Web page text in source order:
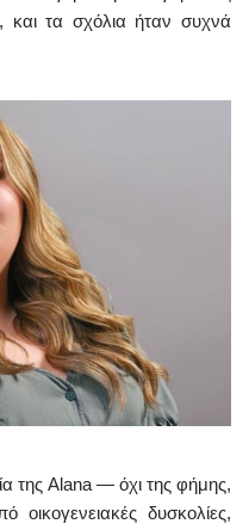
και τα σχόλια ήταν συχνά
της Alana — όχι της φήμης,
δυσκολίες,